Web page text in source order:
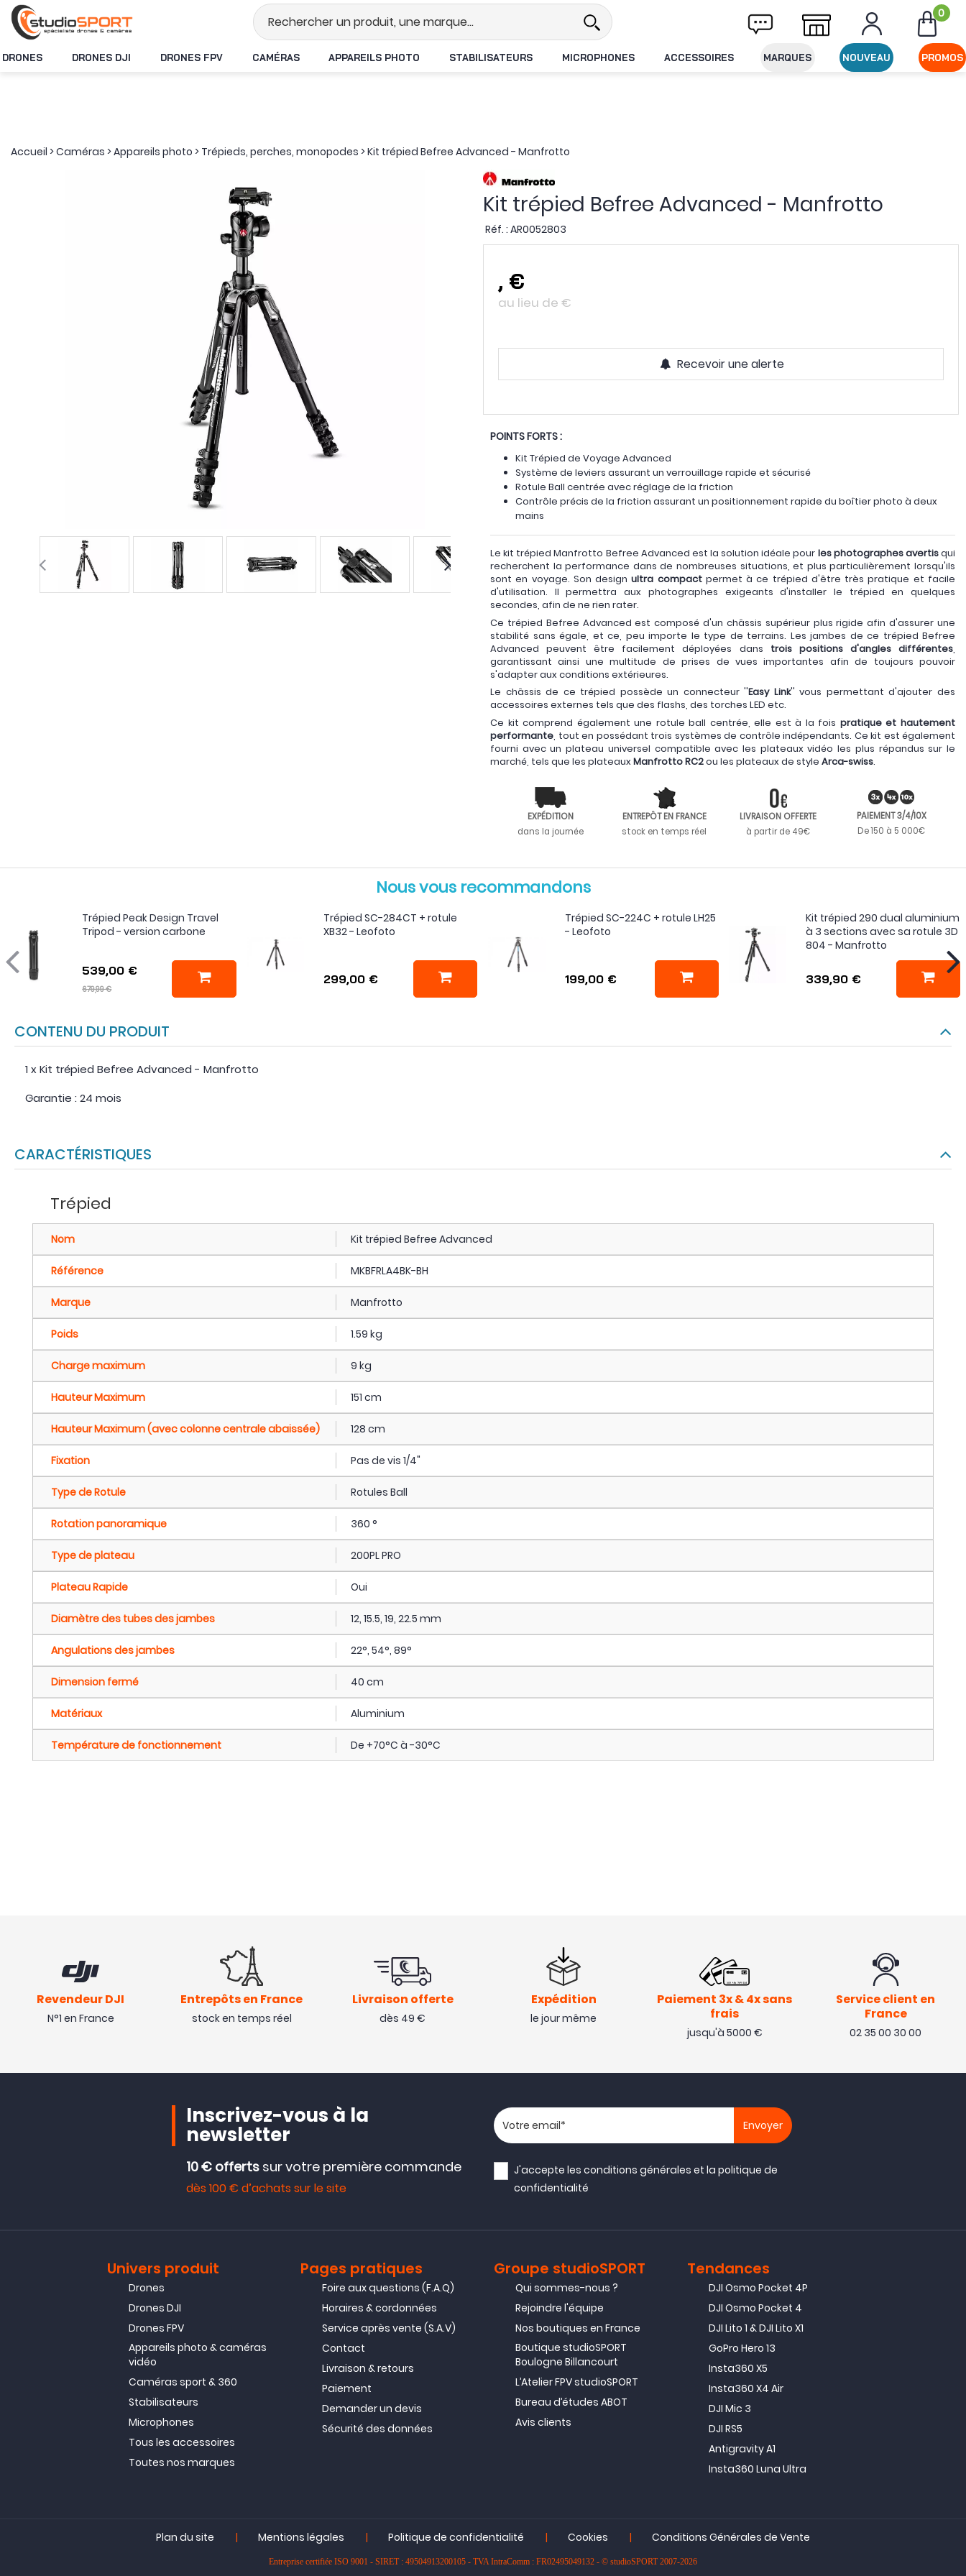
Stock en temps réel Livraison offerte dès 49€ d'achat 0
DRONES DRONES DJI DRONES FPV CAMÉRAS APPAREILS PHOTO STABILISATEURS MICROPHONES ACCESSOIRES MARQUES NOUVEAU PROMOS
Accueil >Caméras >Appareils photo > Trépieds, perches, monopodes >Kit trépied Befree Advanced - Manfrotto
Kit trépied Befree Advanced - Manfrotto
Réf. : AR0052803
, €
au lieu de €
Recevoir une alerte
POINTS FORTS :
Kit Trépied de Voyage Advanced
Système de leviers assurant un verrouillage rapide et sécurisé
Rotule Ball centrée avec réglage de la friction
Contrôle précis de la friction assurant un positionnement rapide du boîtier photo à deux
mains
Le kit trépied Manfrotto Befree Advanced est la solution idéale pour les photographes avertisqui
recherchent la performance dans de nombreuses situations, et plus particulièrement lorsqu'ils
sont en voyage. Son designultra compactpermet à ce trépied d'être très pratique et facile
d'utilisation. Il permettra aux photographes exigeants d'installer le trépied en quelques
secondes, afin de ne rien rater.
Ce trépied Befree Advanced est composé d'un châssis supérieur plus rigide afin d'assurer une
stabilité sans égale, et ce, peu importe le type de terrains. Les jambes de ce trépied Befree
Advanced peuvent être facilement déployées dans trois positions d'angles différentes
garantissant ainsi une multitude de prises de vues importantes afin de toujours pouvoir
s'adapter aux conditions extérieures.
Le châssis de ce trépied possède un connecteur ''Easy Link'' vous permettant d'ajouter des
accessoires externes tels que des flashs, des torches LED etc.
Ce kit comprend également une rotule ball centrée, elle est à la fois pratique et hautement
performante , tout en possédant trois systèmes de contrôle indépendants. Ce kit est également
fourni avec un plateau universel compatible avec les plateaux vidéo les plus répandus sur le
marché, tels que les plateauxManfrotto RC2ou les plateaux de style Arca-swiss.
EXPÉDITION
dans la journée
ENTREPÔT EN FRANCE
stock en temps réel
LIVRAISON OFFERTE
à partir de 49€
PAIEMENT 3/4/10X
De 150 à 5 000€
Nous vous recommandons
Trépied Peak Design Travel
Tripod - version carbone
539,00 €
679,99 €
Trépied SC-284CT + rotule
XB32 - Leofoto
299,00 €
Trépied SC-224C + rotule LH25
- Leofoto
199,00 €
Kit trépied 290 dual aluminium
à 3 sections avec sa rotule 3D
804 - Manfrotto
339,90 €
CONTENU DU PRODUIT
1 x Kit trépied Befree Advanced - Manfrotto
Garantie : 24 mois
CARACTÉRISTIQUES
Trépied
Nom Kit trépied Befree Advanced
Référence MKBFRLA4BK-BH
Marque Manfrotto
Poids 1.59 kg
Charge maximum 9 kg
Hauteur Maximum 151 cm
Hauteur Maximum (avec colonne centrale abaissée) 128 cm
Fixation Pas de vis 1/4"
Type de Rotule Rotules Ball
Rotation panoramique 360 °
Type de plateau 200PL PRO
Plateau Rapide Oui
Diamètre des tubes des jambes 12, 15.5, 19, 22.5 mm
Angulations des jambes 22°, 54°, 89°
Dimension fermé 40 cm
Matériaux Aluminium
Température de fonctionnement De +70°C à -30°C
Revendeur DJI
N°1 en France
Entrepôts en France
stock en temps réel
Livraison offerte
dès 49 €
Expédition
le jour même
Paiement 3x & 4x sans
frais
jusqu'à 5000 €
Service client en
France
02 35 00 30 00
Inscrivez-vous à la
newsletter
10 € offerts sur votre première commande
dès 100 € d’achats sur le site
Votre adresse email
J'accepte lesconditions générales et lapolitique de
confidentialité
Univers produit
Drones
Drones DJI
Drones FPV
Appareils photo & caméras
vidéo
Caméras sport & 360
Stabilisateurs
Microphones
Tous les accessoires
Toutes nos marques
Pages pratiques
Foire aux questions (F.A.Q)
Horaires & cordonnées
Service après vente (S.A.V)
Contact
Livraison & retours
Paiement
Demander un devis
Sécurité des données
Groupe studioSPORT
Qui sommes-nous ?
Rejoindre l'équipe
Nos boutiques en France
Boutique studioSPORT
Boulogne Billancourt
L’Atelier FPV studioSPORT
Bureau d’études ABOT
Avis clients
Tendances
DJI Osmo Pocket 4P
DJI Osmo Pocket 4
DJI Lito 1 & DJI Lito X1
GoPro Hero 13
Insta360 X5
Insta360 X4 Air
DJI Mic 3
DJI RS5
Antigravity A1
Insta360 Luna Ultra
Plan du site | Mentions légales | Politique de confidentialité | Cookies | Conditions Générales de Vente
Entreprise certifiée ISO 9001 - SIRET : 49504913200105 - TVA IntraComm : FR02495049132 - © studioSPORT 2007-2026